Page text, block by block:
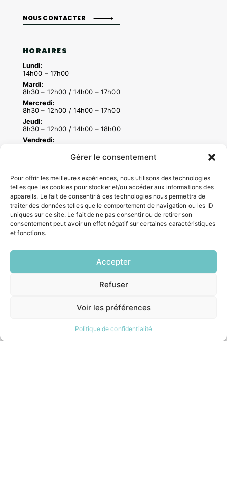
Gérer le consentement
Pour offrir les meilleures expériences, nous utilisons des technologies
telles que les cookies pour stocker et/ou accéder aux informations des
appareils. Le fait de consentir à ces technologies nous permettra de
traiter des données telles que le comportement de navigation ou les ID
uniques sur ce site. Le fait de ne pas consentir ou de retirer son
consentement peut avoir un effet négatif sur certaines caractéristiques
et fonctions.
Accepter
Refuser
Voir les préférences
Politique de confidentialité
NOUS CONTACTER
HORAIRES
Lundi:
14h00 – 17h00
Mardi:
8h30 – 12h00 / 14h00 – 17h00
Mercredi:
8h30 – 12h00 / 14h00 – 17h00
Jeudi:
8h30 – 12h00 / 14h00 – 18h00
Vendredi:
ACCÉS RAPIDES
Contacter la mairie
Pôle santé
Le Saucatais
Formalités administratives
Demander un composteur
INFORMATIONS LÉGALES
Politique de confidentialité